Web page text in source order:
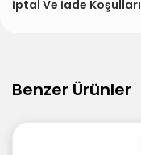
İptal Ve İade Koşulları
Benzer Ürünler